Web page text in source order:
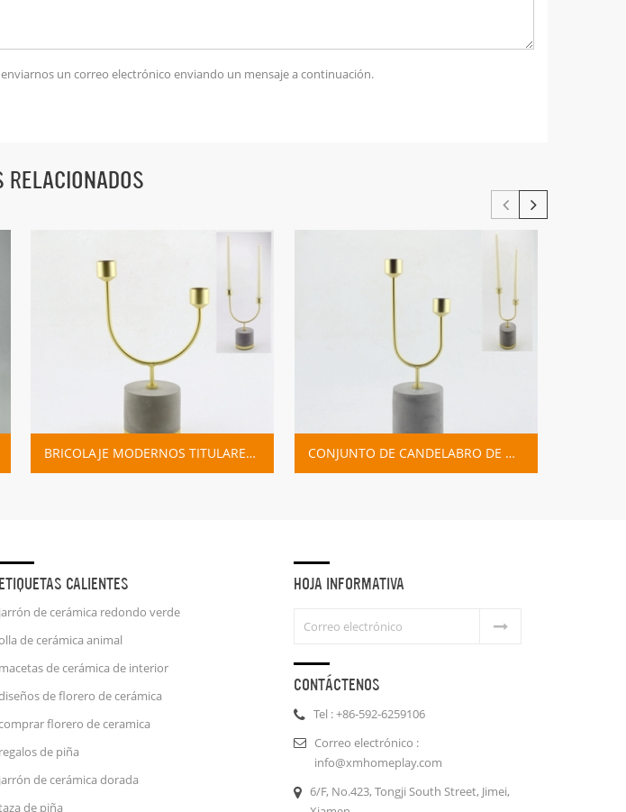
un correo electrónico enviando un mensaje a continuación.
RELACIONADOS
BRICOLAJE MODERNOS TITULARES DE VELA DE HORMIGÓN CONJUNTO DE CANDELABRO DE METAL DE HORMIGÓN Y ORO
ETIQUETAS CALIENTES
jarrón de cerámica redondo verde
de cerámica animal
macetas de cerámica de interior
de florero de cerámica
florero de ceramica
regalos de piña
jarrón de cerámica dorada
de piña
HOJA INFORMATIVA
CONTÁCTENOS
Tel : +86-592-6259106
Correo electrónico :
info@xmhomeplay.com
6/F, No.423, Tongji South Street, Jimei,